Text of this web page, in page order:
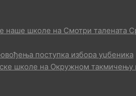
наше школе на Смотри талената
поступка избора уџбеника
школе на Окружном